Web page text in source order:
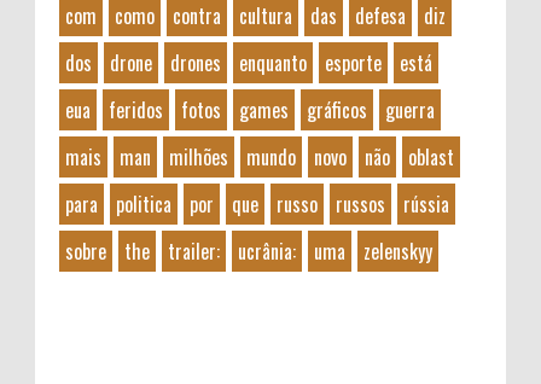
com
como contra cultura das defesa
diz
dos
drone drones enquanto esporte
está
eua
feridos fotos games gráficos
guerra
mais
man milhões mundo novo não
oblast
para
politica por que russo russos
rússia
sobre
the trailer: ucrânia: uma zelenskyy